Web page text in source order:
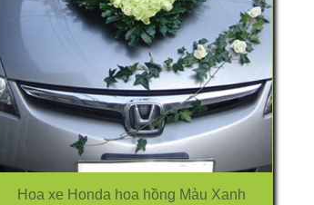
Hoa xe Honda hoa hồng Màu Xanh